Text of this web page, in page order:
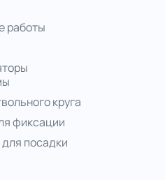
работы
круга
фиксации
посадки